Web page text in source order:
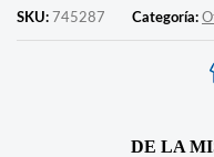
SKU: 745287 Categoría:
DE LA